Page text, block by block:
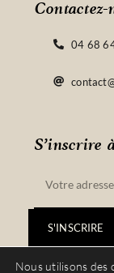
S’inscrire
S'INSCRIRE
Contactez-
04 68
Nous utilisons des